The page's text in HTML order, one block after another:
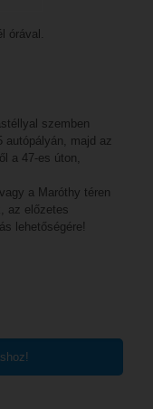
órával.
szemben
autópályán, majd az
a 47-es úton,
a Maróthy téren
az előzetes
lehetőségére!